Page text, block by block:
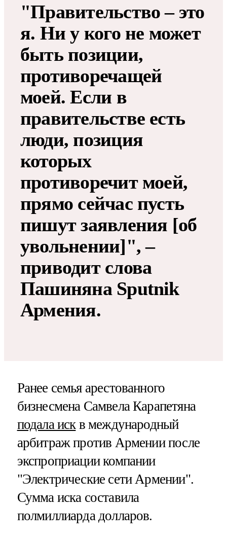
"Правительство – это
я. Ни у кого не может
быть позиции,
противоречащей
моей. Если в
правительстве есть
люди, позиция
которых
противоречит моей,
прямо сейчас пусть
пишут заявления [об
увольнении]", –
приводит слова
Пашиняна Sputnik
Армения.
Ранее семья арестованного
бизнесмена Самвела Карапетяна
подала искв международный
арбитраж против Армении после
экспроприации компании
"Электрические сети Армении".
Сумма иска составила
полмиллиарда долларов.